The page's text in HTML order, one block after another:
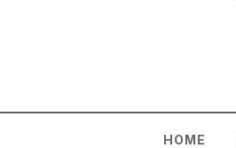
HOME